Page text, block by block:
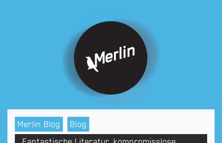
Merlin Blog
Blog